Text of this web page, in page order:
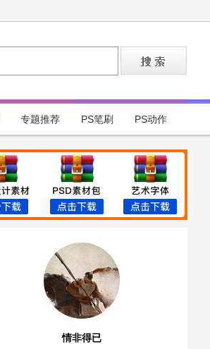
专题推荐 PS笔刷 PS动作
情非得已